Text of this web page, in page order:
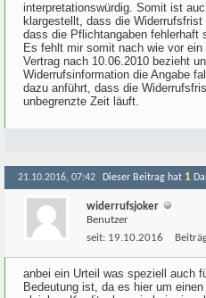
interpretationswürdig. Somit ist
klargestellt, dass die
dass die Pflichtangaben fehlerhaft
Es fehlt mir somit nach wie vor
Vertrag nach 10.06.2010 bezieht
Widerrufsinformation die Angabe
dazu anführt, dass die
unbegrenzte Zeit läuft.
21.10.2016, 07:42 Dieser Beitrag hat 1
widerrufsjoker
Benutzer
seit: 19.10.2016
anbei ein Urteil was speziell auch
Bedeutung ist, da es hier um